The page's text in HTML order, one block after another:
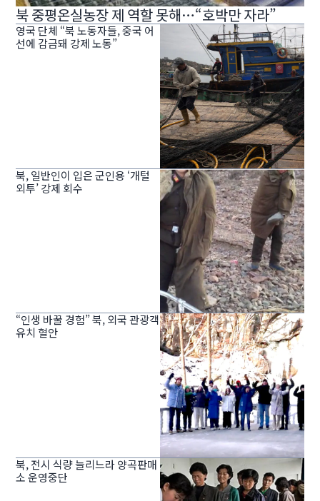
북 중평온실농장 제 역할 못해…“호박만 자라”
영국 단체 “북 노동자들, 중국 어
선에 감금돼 강제 노동”
북, 일반인이 입은 군인용 ‘개털
외투’ 강제 회수
“인생 바꿀 경험” 북, 외국 관광객
유치 혈안
북, 전시 식량 늘리느라 양곡판매
소 운영중단